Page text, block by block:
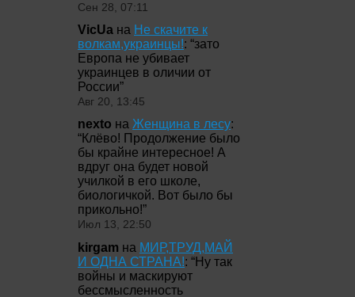
Сен 28, 07:11
VicUa на Не скачите к
волкам,украинцы!: “зато
Европа не убивает
украинцев в оличии от
России”
Авг 20, 13:45
nexto на Женщина в лесу:
“Клёво! Продолжение было
бы крайне интересное! А
вдруг она будет новой
училкой в его школе,
биологичкой. Вот было бы
прикольно!”
Июл 13, 22:50
kirgam на МИР,ТРУД,МАЙ
И ОДНА СТРАНА!: “Ну так
войны и маскируют
бессмысленность